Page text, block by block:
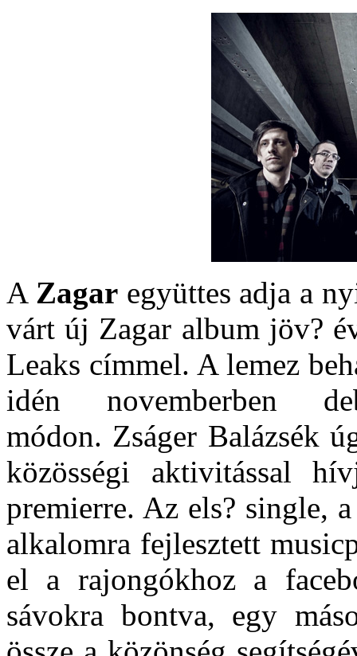
A Zagaregyüttes adja a
várt új Zagar album jöv?
Leaks címmel. A lemez
idén novemberben
módon. Zságer Balázsék
közösségi aktivitással
premierre. Az els? single,
alkalomra fejlesztett
el a rajongókhoz a
sávokra bontva, egy